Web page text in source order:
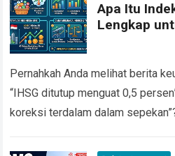
Apa Itu
Lengkap
Pernahkah Anda melihat berita
“IHSG ditutup menguat 0,5
koreksi terdalam dalam